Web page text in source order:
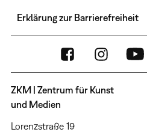
Erklärung zur Barrierefreiheit
ZKM | Zentrum für Kunst
und Medien
Lorenzstraße 19